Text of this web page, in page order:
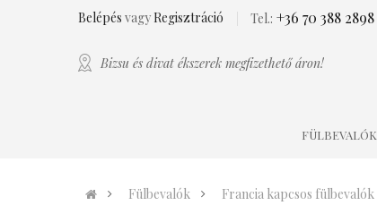
Belépés vagyRegisztráció Tel.: +36 70 388 2898
Bizsu és divat ékszerek megfizethető áron!
FÜLBEVALÓK
Fülbevalók Francia kapcsos fülbevalók